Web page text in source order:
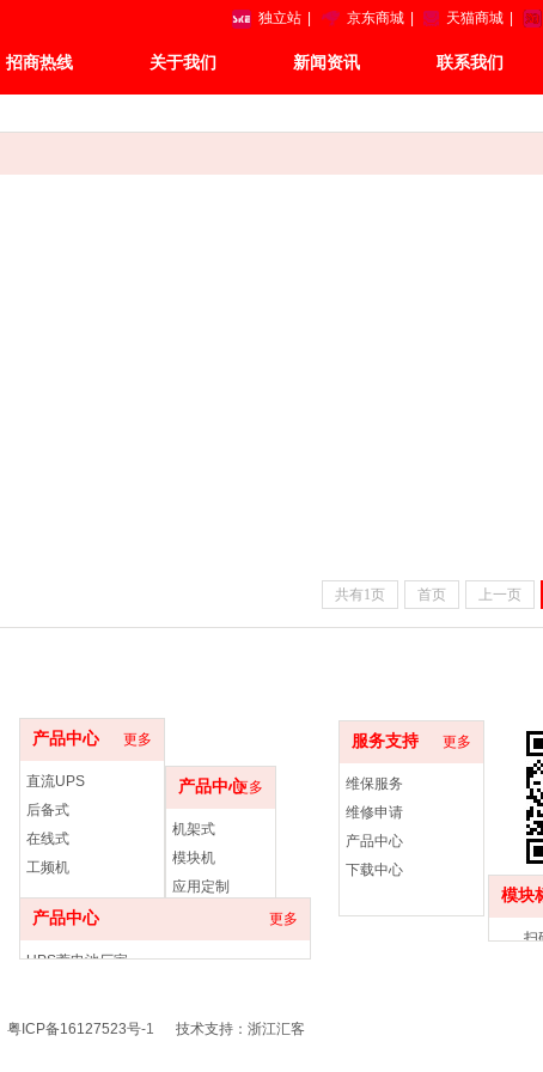
招商热线 关于我们 新闻资讯 联系我们
独立站 京东商城 天猫商城
共有1页 首页 上一页
服务支持 更多
维保服务
维修申请
产品中心
下载中心
产品中心 更多
直流UPS
后备式
在线式
工频机
模块
扫
产品中心更多
机架式
模块机
应用定制
产品中心 更多
UPS蓄电池厂家
UPS电源厂家
粤ICP备16127523号-1 技术支持：浙江汇客